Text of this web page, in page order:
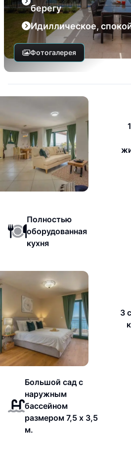
берегу
Идиллическое,
Фотогалерея
Полностью
оборудованная
кухня
3
Большой сад с
наружным
бассейном
размером 7,5 x 3,5
м.